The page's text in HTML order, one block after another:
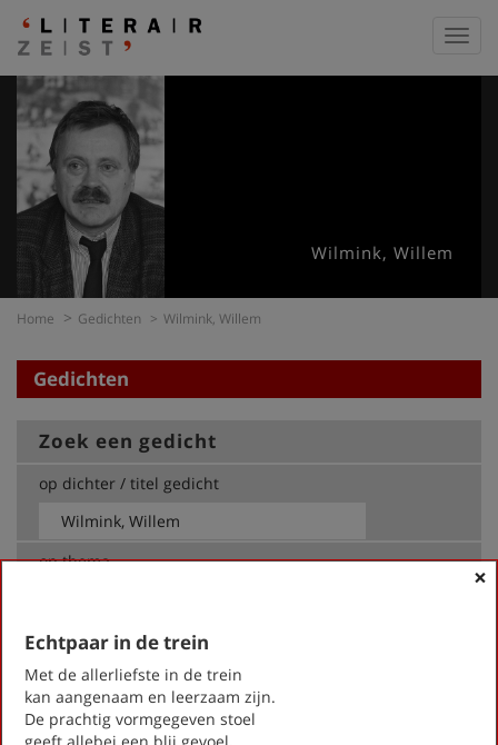
Wilmink, Willem
Home Gedichten Wilmink, Willem
Gedichten
Zoek een gedicht
op dichter / titel gedicht
op thema
Wilmink, Willem
Allerzielen
Dood zijn duurt zo lang
×
Echtpaar in de trein
Met de allerliefste in de trein
kan aangenaam en leerzaam zijn.
De prachtig vormgegeven stoel